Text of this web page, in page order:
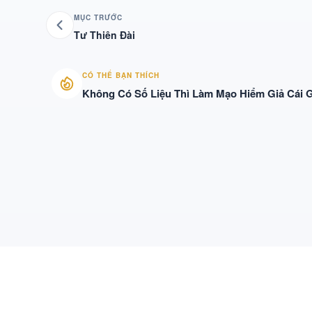
MỤC TRƯỚC
Tư Thiên Đài
CÓ THỂ BẠN THÍCH
Không Có Số Liệu Thì Làm Mạo Hiểm Giả Cái